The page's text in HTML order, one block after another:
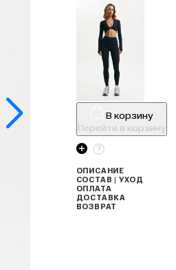
В корзину
Перейти в корзину
ОПИСАНИЕ
СОСТАВ | УХОД
ОПЛАТА
ДОСТАВКА
ВОЗВРАТ